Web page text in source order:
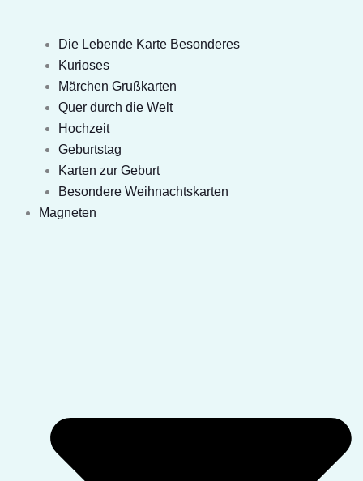
Die Lebende Karte Besonderes
Kurioses
Märchen Grußkarten
Quer durch die Welt
Hochzeit
Geburtstag
Karten zur Geburt
Besondere Weihnachtskarten
Magneten